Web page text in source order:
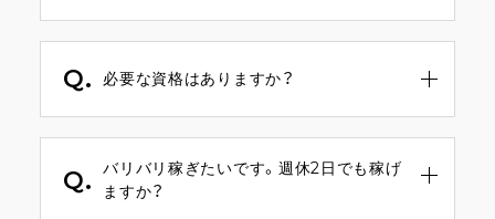
い。
A.
Q. 必要な資格はありますか？
A.
Q.
バリバリ稼ぎたいです。週休2日でも稼げ
ますか？